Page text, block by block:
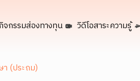
จกรรมส่องทางทุน วิดีโอสาระความรู้
า (ประถม)